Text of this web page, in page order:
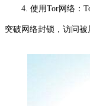
4. 使用Tor网络：
突破网络封锁，访问被